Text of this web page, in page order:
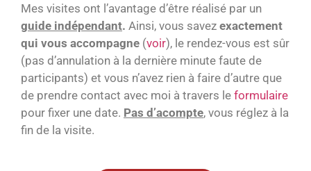
Mes visites ont l’avantage d’être réalisé par un
guide indépendant. Ainsi, vous savez exactement
qui vous accompagne (voir), le rendez-vous est sûr
(pas d’annulation à la dernière minute faute de
participants) et vous n’avez rien à faire d’autre que
de prendre contact avec moi à travers le formulaire
pour fixer une date. Pas d’acompte, vous réglez à la
fin de la visite.